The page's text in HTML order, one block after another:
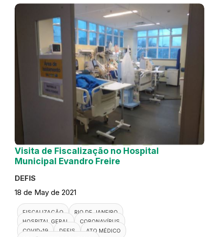
Visita de Fiscalização no Hospital
Municipal Evandro Freire
DEFIS
18 de May de 2021
FISCALIZAÇÃO
RIO DE JANEIRO
HOSPITAL GERAL
CORONAVÍRUS
COVID-19
DEFIS
ATO MÉDICO